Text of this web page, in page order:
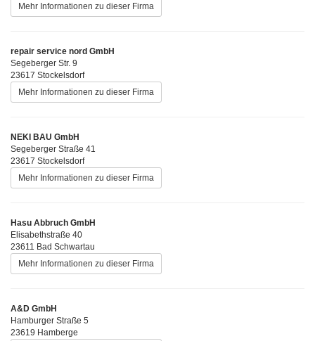
Mehr Informationen zu dieser Firma
repair service nord GmbH
Segeberger Str. 9
23617 Stockelsdorf
Mehr Informationen zu dieser Firma
NEKI BAU GmbH
Segeberger Straße 41
23617 Stockelsdorf
Mehr Informationen zu dieser Firma
Hasu Abbruch GmbH
Elisabethstraße 40
23611 Bad Schwartau
Mehr Informationen zu dieser Firma
A&D GmbH
Hamburger Straße 5
23619 Hamberge